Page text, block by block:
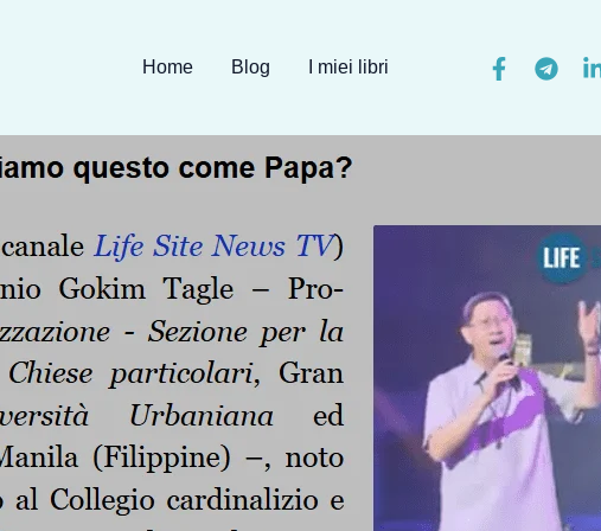
Home Blog I miei libri